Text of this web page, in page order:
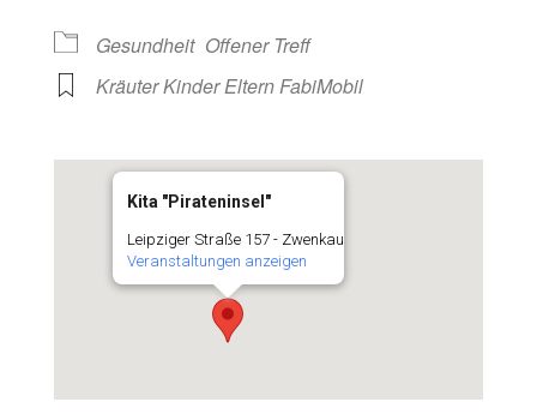
Gesundheit Offener Treff
Kräuter Kinder Eltern FabiMobil
Kita "Pirateninsel"
Leipziger Straße 157 - Zwenkau
Veranstaltungen anzeigen